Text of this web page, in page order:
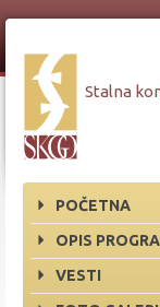
Stalna
POČETNA
OPIS
VESTI